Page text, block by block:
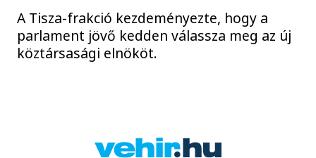
A Tisza-frakció kezdeményezte, hogy a
parlament jövő kedden válassza meg az új
köztársasági elnököt.